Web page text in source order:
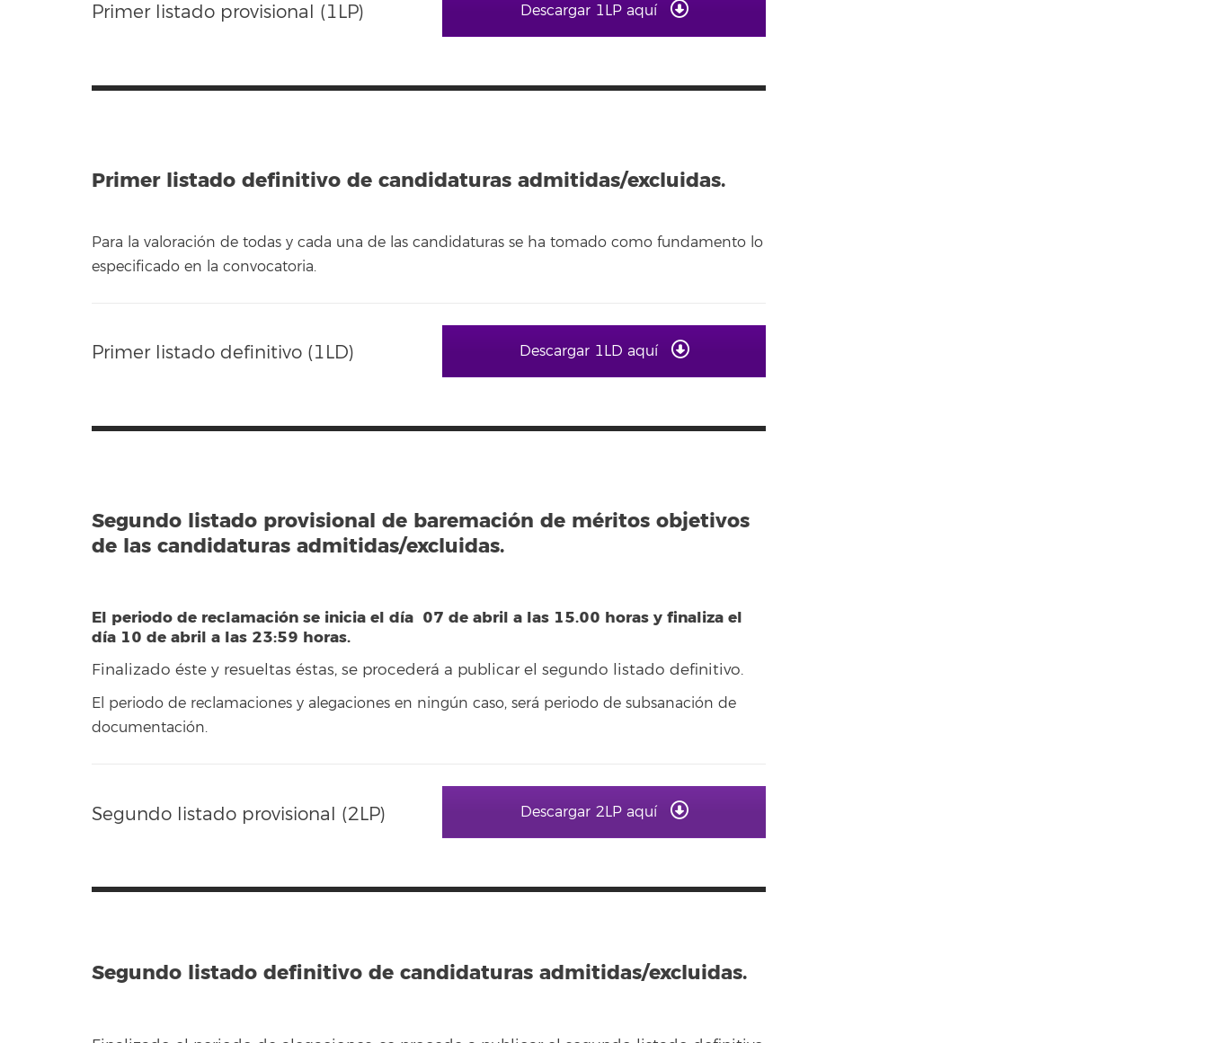
Primer listado provisional (1LP) Descargar 1LP aquí
Primer listado definitivo de candidaturas admitidas/excluidas.
Para la valoración de todas y cada una de las candidaturas se ha tomado como fundamento lo
especificado en la convocatoria.
Primer listado definitivo (1LD) Descargar 1LD aquí
Segundo listado provisional de baremación de méritos objetivos
de las candidaturas admitidas/excluidas.
El periodo de reclamación se inicia el día 07 de abril a las 15.00 horas y finaliza el
día 10 de abril a las 23:59 horas.
Finalizado éste y resueltas éstas, se procederá a publicar el segundo listado definitivo.
El periodo de reclamaciones y alegaciones en ningún caso, será periodo de subsanación de
documentación.
Segundo listado provisional (2LP) Descargar 2LP aquí
Segundo listado definitivo de candidaturas admitidas/excluidas.